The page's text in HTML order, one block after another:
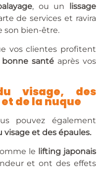
, ou un lissage
de services et ravira
son bien-être.
vos clientes profitent
santéaprès vos
visage, des
de la nuque
pouvez également
visage et des épaules.
le lifting japonais
et ont des effets